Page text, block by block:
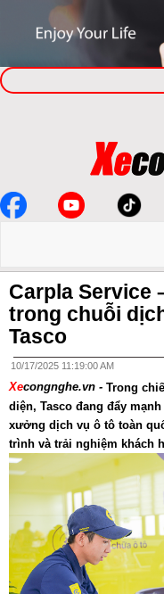
Carpla Service
trong chuỗi
Tasco
10/17/2025 11:19:00 AM
Xecongnghe.vn - Trong
diện, Tasco đang đẩy
xưởng dịch vụ ô tô toàn
trình và trải nghiệm khách